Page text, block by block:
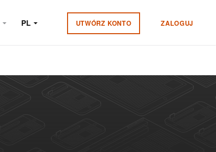
PL UTWÓRZ KONTO ZALOGUJ